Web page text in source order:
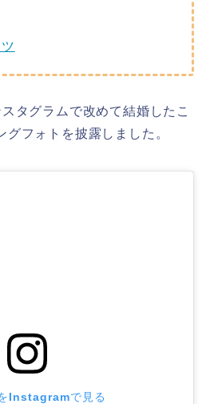
タグラムで改めて結婚したこ
フォトを披露しました。
Instagramで見る